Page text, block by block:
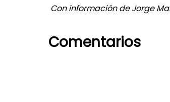
Con información de Jorge
Comentarios